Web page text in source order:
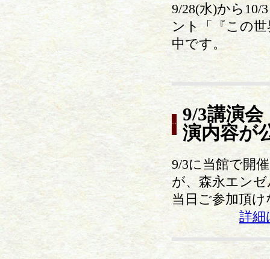
9/28(水)から
ント「『この
中です。
9/3講演
演内容が
9/3に当館で開
が、森永エン
当日ご参加頂
詳細